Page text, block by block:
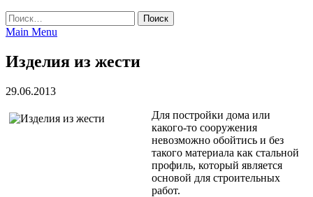
Найти:
Main Menu
Изделия из жести
29.06.2013
Для постройки дома или
какого-то сооружения
невозможно обойтись и без
такого материала как стальной
профиль, который является
основой для строительных
работ.